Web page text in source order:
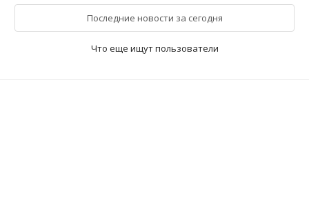
Последние новости за сегодня
Что еще ищут пользователи